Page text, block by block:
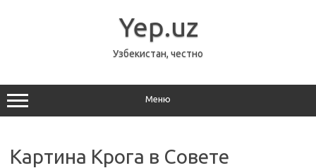
Yep.uz
Узбекистан, честно
Меню
Картина Крога в Совете